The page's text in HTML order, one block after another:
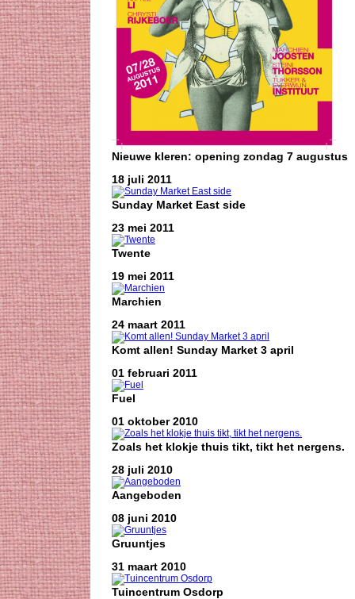
Nieuwe kleren: opening zondag 7 augustus
18 juli 2011
Sunday Market East side
23 mei 2011
Twente
19 mei 2011
Marchien
24 maart 2011
Komt allen! Sunday Market 3 april
01 februari 2011
Fuel
01 oktober 2010
Zoals het klokje thuis tikt, tikt het nergens.
28 juli 2010
Aangeboden
08 juni 2010
Gruuntjes
31 maart 2010
Tuincentrum Osdorp